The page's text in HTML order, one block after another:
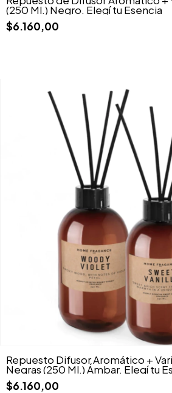
(250 Ml.) Negro. Elegí tu Esencia
$6.160,00
Repuesto Difusor Aromático +
Negras (250 Ml.) Ámbar. Elegí tu
$6.160,00